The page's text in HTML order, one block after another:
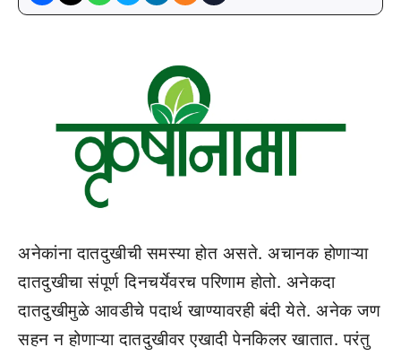
अनेकांना दातदुखीची समस्या होत असते. अचानक होणाऱ्या
दातदुखीचा संपूर्ण दिनचर्येवरच परिणाम होतो. अनेकदा
दातदुखीमुळे आवडीचे पदार्थ खाण्यावरही बंदी येते. अनेक जण
सहन न होणाऱ्या दातदुखीवर एखादी पेनकिलर खातात. परंतु